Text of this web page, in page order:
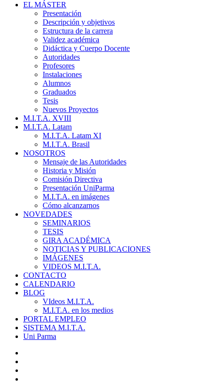
EL MÁSTER
Presentación
Descripción y objetivos
Estructura de la carrera
Validez académica
Didáctica y Cuerpo Docente
Autoridades
Profesores
Instalaciones
Alumnos
Graduados
Tesis
Nuevos Proyectos
M.I.T.A. XVIII
M.I.T.A. Latam
M.I.T.A. Latam XI
M.I.T.A. Brasil
NOSOTROS
Mensaje de las Autoridades
Historia y Misión
Comisión Directiva
Presentación UniParma
M.I.T.A. en imágenes
Cómo alcanzarnos
NOVEDADES
SEMINARIOS
TESIS
GIRA ACADÉMICA
NOTICIAS Y PUBLICACIONES
IMÁGENES
VIDEOS M.I.T.A.
CONTACTO
CALENDARIO
BLOG
VIdeos M.I.T.A.
M.I.T.A. en los medios
PORTAL EMPLEO
SISTEMA M.I.T.A.
Uni Parma